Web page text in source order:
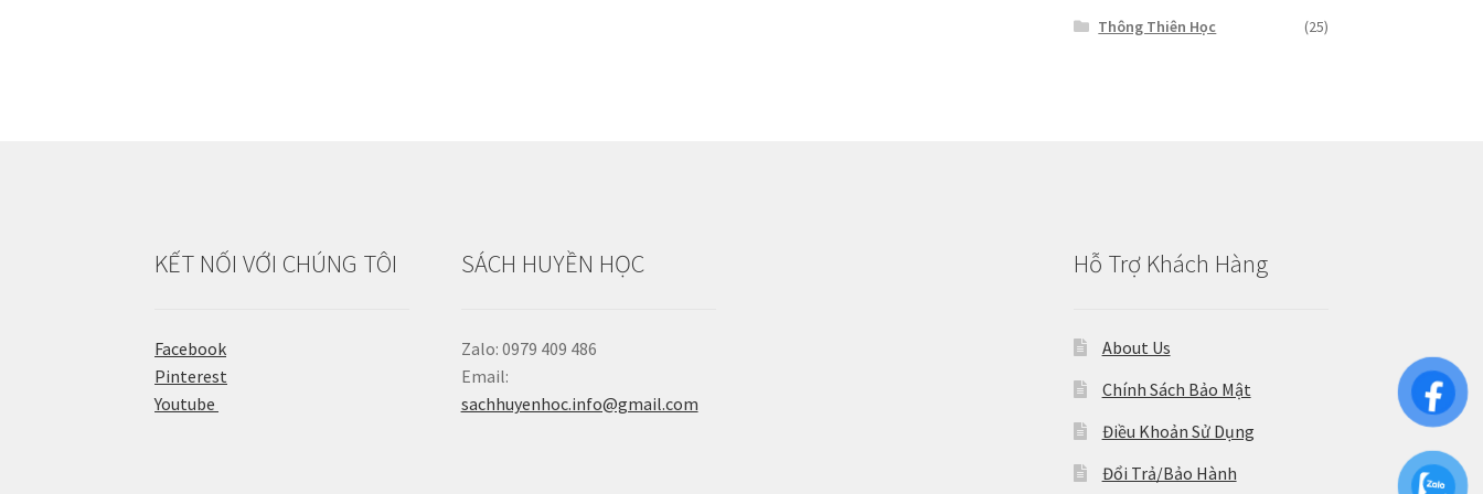
Thông Thiên Học (25)
KẾT NỐI VỚI CHÚNG TÔI
Facebook
Pinterest
Youtube
SÁCH HUYỀN HỌC
Zalo: 0979 409 486
Email:
sachhuyenhoc.info@gmail.com
Hỗ Trợ Khách Hàng
About Us
Chính Sách Bảo Mật
Điều Khoản Sử Dụng
Đổi Trả/Bảo Hành